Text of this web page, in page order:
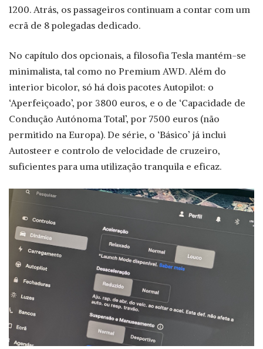
1200. Atrás, os passageiros continuam a contar com um
ecrã de 8 polegadas dedicado.
No capítulo dos opcionais, a filosofia Tesla mantém-se
minimalista, tal como no Premium AWD. Além do
interior bicolor, só há dois pacotes Autopilot: o
‘Aperfeiçoado’, por 3800 euros, e o de ‘Capacidade de
Condução Autónoma Total’, por 7500 euros (não
permitido na Europa). De série, o ‘Básico’ já inclui
Autosteer e controlo de velocidade de cruzeiro,
suficientes para uma utilização tranquila e eficaz.